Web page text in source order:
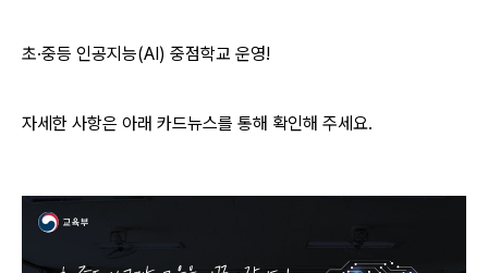
초·중등 인공지능(AI) 중점학교 운영!
자세한 사항은 아래 카드뉴스를 통해 확인해 주세요.